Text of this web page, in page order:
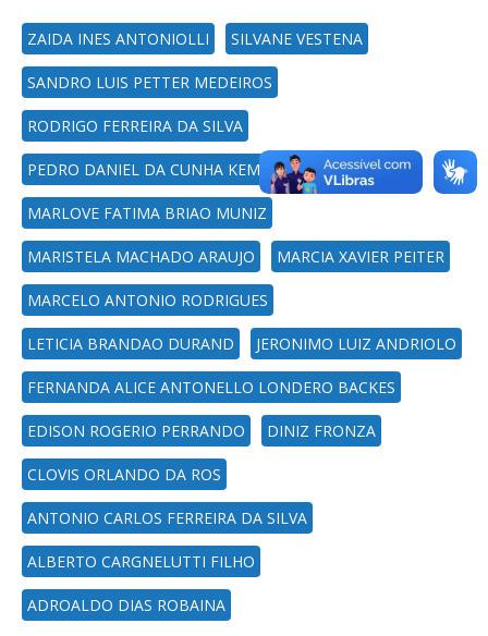
ZAIDA INES ANTONIOLLI SILVANE VESTENA
SANDRO LUIS PETTER MEDEIROS
RODRIGO FERREIRA DA SILVA
PEDRO DANIEL DA CUNHA KEMERICH
MARLOVE FATIMA BRIAO MUNIZ
MARISTELA MACHADO ARAUJO MARCIA XAVIER PEITER
MARCELO ANTONIO RODRIGUES
LETICIA BRANDAO DURAND JERONIMO LUIZ ANDRIOLO
FERNANDA ALICE ANTONELLO LONDERO BACKES
EDISON ROGERIO PERRANDO DINIZ FRONZA
CLOVIS ORLANDO DA ROS
ANTONIO CARLOS FERREIRA DA SILVA
ALBERTO CARGNELUTTI FILHO
ADROALDO DIAS ROBAINA